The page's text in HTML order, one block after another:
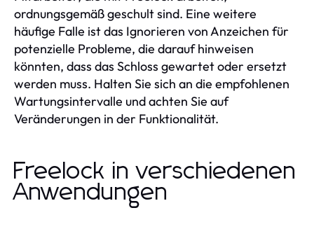
ordnungsgemäß geschult sind. Eine weitere
häufige Falle ist das Ignorieren von Anzeichen für
potenzielle Probleme, die darauf hinweisen
könnten, dass das Schloss gewartet oder ersetzt
werden muss. Halten Sie sich an die empfohlenen
Wartungsintervalle und achten Sie auf
Veränderungen in der Funktionalität.
Freelock in verschiedenen
Anwendungen